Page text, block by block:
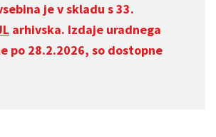
je v skladu s 33.
arhivska. Izdaje uradnega
po 28.2.2026, so dostopne